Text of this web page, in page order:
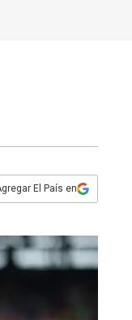
El País en